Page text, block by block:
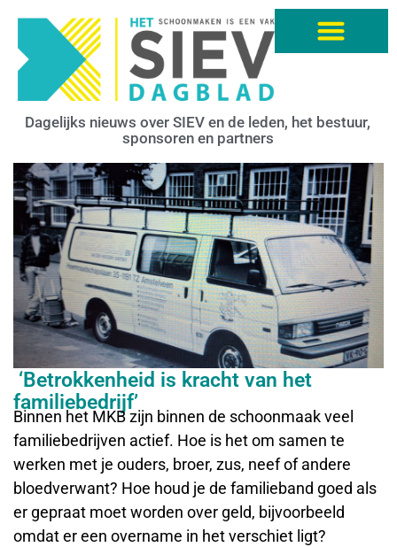
Dagelijks nieuws over SIEV en de leden, het bestuur,
sponsoren en partners
‘Betrokkenheid is kracht van het
familiebedrijf’
Binnen het MKB zijn binnen de schoonmaak veel
familiebedrijven actief. Hoe is het om samen te
werken met je ouders, broer, zus, neef of andere
bloedverwant? Hoe houd je de familieband goed als
er gepraat moet worden over geld, bijvoorbeeld
omdat er een overname in het verschiet ligt?